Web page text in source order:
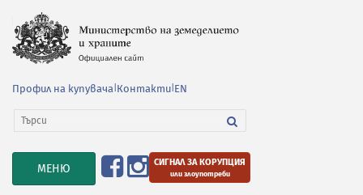
Профил на купувача Контакти EN
TOGGLE
NAVIGATION
МЕНЮ СИГНАЛ ЗА КОРУПЦИЯ
или злоупотреби